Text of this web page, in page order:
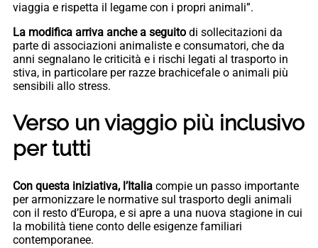
viaggia e rispetta il legame con i propri animali”.
La modifica arriva anche a seguito di sollecitazioni da
parte di associazioni animaliste e consumatori, che da
anni segnalano le criticità e i rischi legati al trasporto in
stiva, in particolare per razze brachicefale o animali più
sensibili allo stress.
Verso un viaggio più inclusivo
per tutti
Con questa iniziativa, l’Italia compie un passo importante
per armonizzare le normative sul trasporto degli animali
con il resto d’Europa, e si apre a una nuova stagione in cui
la mobilità tiene conto delle esigenze familiari
contemporanee.